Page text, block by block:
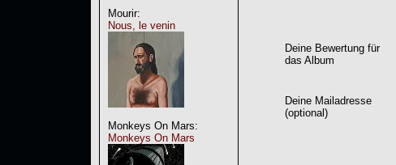
Mourir:
Nous, le venin
Monkeys On Mars:
Monkeys On Mars
Deine Bewertung für
das Album
Deine Mailadresse
(optional)